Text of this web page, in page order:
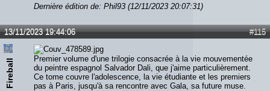
Dernière édition de: Phil93 (12/11/2023 20:07:31)
#115
13/11/2023 19:44:06
Fireball
Premier volume d'une trilogie consacrée à la vie mouvementée
du peintre espagnol Salvador Dali, que j'aime particulièrement.
Ce tome couvre l'adolescence, la vie étudiante et les premiers
pas à Paris, jusqu'à sa rencontre avec Gala, sa future muse.